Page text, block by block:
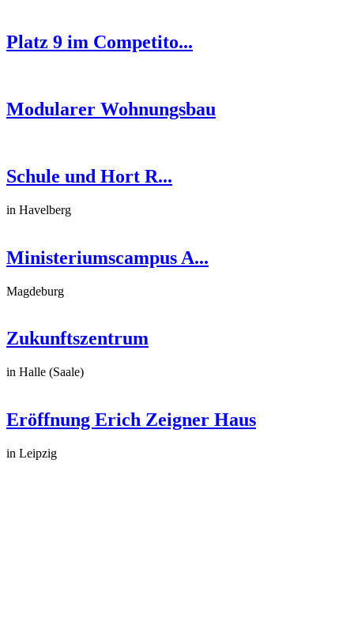
Platz 9 im Competito...
Modularer Wohnungsbau
Schule und Hort R...
in Havelberg
Ministeriumscampus A...
Magdeburg
Zukunftszentrum
in Halle (Saale)
Eröffnung Erich Zeigner Haus
in Leipzig